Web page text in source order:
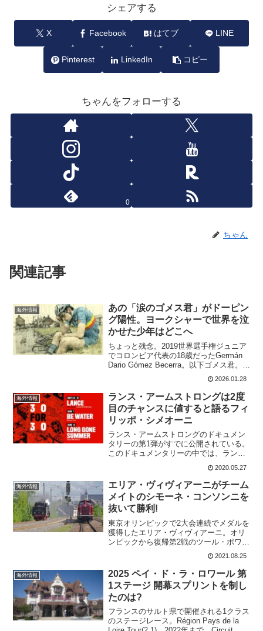
シェアする
X Facebook はてブ LINE
Pinterest LinkedIn コピー
ちゃんをフォローする
0
ちゃん
関連記事
海外情報
あの「涙のゴメス君」がドーピン
グ陽性。ヨークシャーで世界を泣
かせた少年はどこへ
ちょっと残念。2019世界選手権ジュニア
でコロンビア代表の18歳だったGermán
Dario Gómez Becerra。以下ゴメス君。ゴ
メス君は、スタートから80km地点でチュ
ーブラータイヤがリムから外れてしまう
トラブルでサポートを待つ...
2026.01.28
海外情報
ランス・アームストロングは2度
目のチャンスに値すると語るフィ
リッポ・シメオーニ
ランス・アームストロングのドキュメン
タリーの第1弾がすでに公開されている。
このドキュメンタリーの中では、ランス
の幼少の頃からが語られている。これに
ついて、かってアームストロングと法廷
闘争でもめていたフィリッポ・シメオー
ニがランスについて語っ...
2020.05.27
海外情報
エリア・ヴィヴィアーニがチーム
メイトのシモーネ・コンソンニを
抜いて勝利!
東京オリンピックで2大会連続でメダルを
獲得したエリア・ヴィヴィアーニ。オリ
ンピックから復帰第2戦のツール・ポワト
ゥー・シャラント(Tour Poitou -
Charentes en Nouvelle Aquitaine(2.1)の第
1ステ...
2021.08.25
海外情報
2025 ペイ・ド・ラ・ロワール 第
1ステージ 開幕スプリントを制し
たのは?
フランスのサルト県で開催される1クラス
のステージレース。Région Pays de la